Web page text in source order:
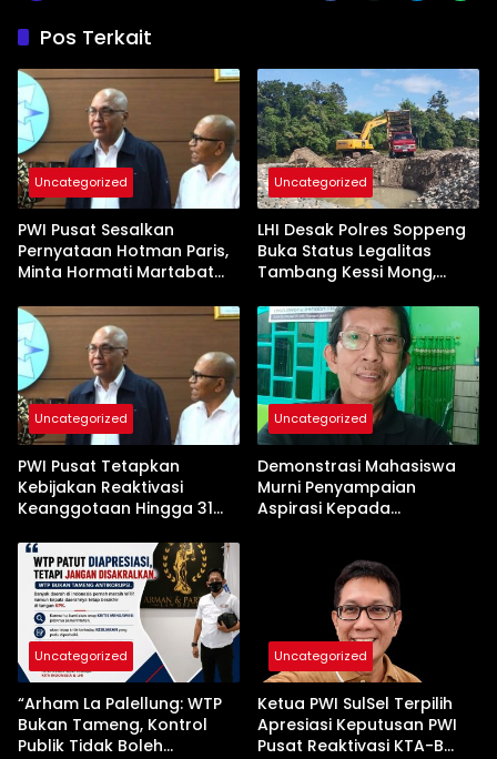
Pos Terkait
Uncategorized
PWI Pusat Sesalkan
Pernyataan Hotman Paris,
Minta Hormati Martabat
Kemerdekaan Pers
Uncategorized
LHI Desak Polres Soppeng
Buka Status Legalitas
Tambang Kessi Mong,
Uncategorized
PWI Pusat Tetapkan
Kebijakan Reaktivasi
Keanggotaan Hingga 31
Uncategorized
Demonstrasi Mahasiswa
Murni Penyampaian
Aspirasi Kepada
Uncategorized
“Arham La Palellung: WTP
Bukan Tameng, Kontrol
Publik Tidak Boleh
Uncategorized
Ketua PWI SulSel Terpilih
Apresiasi Keputusan PWI
Pusat Reaktivasi KTA-B